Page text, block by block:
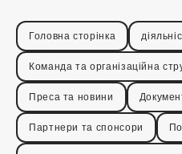
Головна сторінка
Команда та організаційна
Преса та новини
Партнери та спонсори